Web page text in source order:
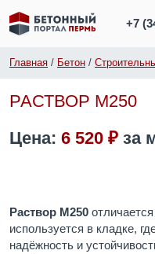
+7
Главная / Бетон /
РАСТВОР М250
Цена: 6 520 ₽ за
Раствор М250
используется в кладке,
надёжность и